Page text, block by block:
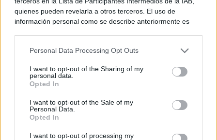
quienes pueden revelarla a otros terceros. El uso de
información personal como se describe anteriormente es
generamos contenido relevante para nuestra audiencia.
recopilación y uso de datos en nuestra Política de
Privacidad.
terceros por nuestra parte, utilice la siguiente opción de
exclusión y confirme su selección. Tenga en cuenta que
después de que se procese su solicitud de exclusión, es
posible que continúe viendo anuncios basados en intereses
Personal Data Processing Opt Outs
I want to opt-out of the Sharing of my
personal data.
Opted In
I want to opt-out of the Sale of my
Personal Data.
Opted In
I want to opt-out of processing my
Ver también
Duskfade, el titulo español a medio
camino entre Kingdom Hearts y Jak &
Daxter, llegará a Nintendo Switch 2.
6 junio, 2026 23:35
También podemos esperar ver algo de Super Mario Party
versión delLuigi’s Mansion
Remastered dado a sus inminentes lanzamientos, así como